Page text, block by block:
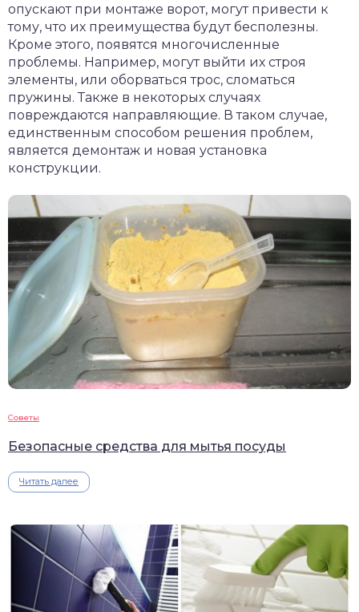
опускают при монтаже ворот, могут привести к
тому, что их преимущества будут бесполезны.
Кроме этого, появятся многочисленные
проблемы. Например, могут выйти их строя
элементы, или оборваться трос, сломаться
пружины. Также в некоторых случаях
повреждаются направляющие. В таком случае,
единственным способом решения проблем,
является демонтаж и новая установка
конструкции.
Советы
Безопасные средства для мытья посуды
Читать далее